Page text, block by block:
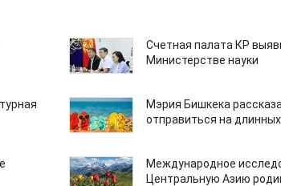
Счетная палата КР
Министерстве науки
Мэрия Бишкека
отправиться на
Международное
Центральную Азию